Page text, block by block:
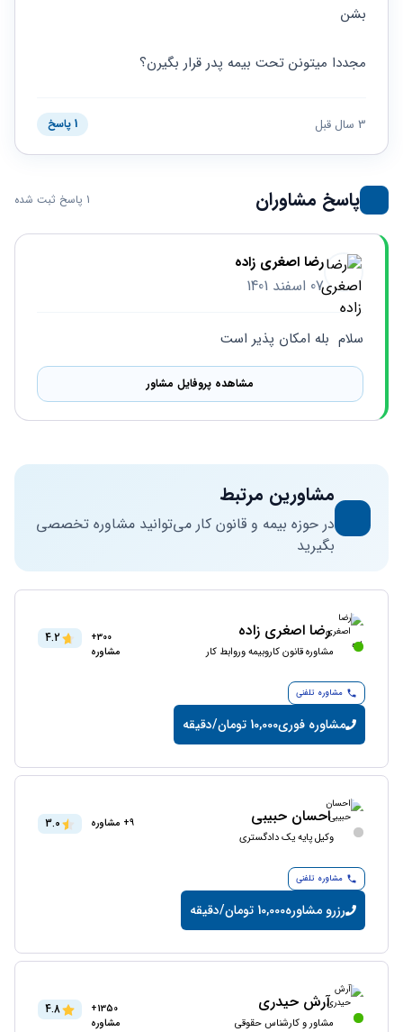
طلاق
مهریه
حقوقی
کسب
سئو و
سازی
ثبت
بشن
مجددا میتونن تحت بیمه پدر قرار بگیرن؟
3 سال قبل 1 پاسخ
پاسخ مشاوران 1 پاسخ ثبت شده
رضا اصغری زاده
07 اسفند 1401
سلام  بله امکان پذیر است
مشاهده پروفایل مشاور
مشاورین مرتبط
در حوزه بیمه و قانون کار می‌توانید مشاوره تخصصی
بگیرید
رضا اصغری زاده
مشاوره قانون کاروبیمه وروابط کار
300+
مشاوره
4.2
مشاوره تلفنی
مشاوره فوری10,000 تومان/دقیقه
احسان حبیبی
وکیل پایه یک دادگستری
9+ مشاوره 3.0
مشاوره تلفنی
رزرو مشاوره10,000 تومان/دقیقه
آرش حیدری
مشاور و کارشناس حقوقی
1350+
مشاوره
4.8